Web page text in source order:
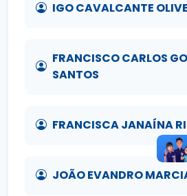
IGO CAVALCANTE
FRANCISCO CARLOS
SANTOS
FRANCISCA JANAÍNA
JOÃO EVANDRO